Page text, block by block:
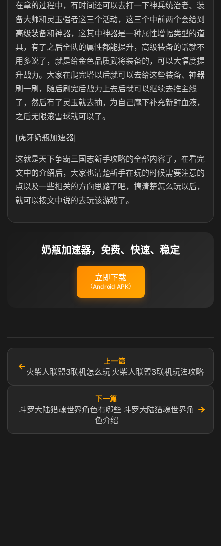
在拿的过程中，有时间还可以去打一下神兵统治者、装
备大师和灵玉强者这三个活动，这三个中前两个会给到
高级装备和神器，这其中神器是一种属性增幅类型的道
具，有了之后全队的属性都能提升，高级装备的话就不
用多说了，就是给金色品质武将装备的，可以大幅度提
升战力。大家在爬完塔以后就可以去给这些装备、神器
刷一刷，随后刷完后战力上去后就可以继续去推主线
了，然后有了灵玉就去抽，为自己麾下补充新鲜血液，
之后无限滚雪球就可以了。
[虎牙奶瓶加速器]
这就是天下争霸三国志新手攻略的全部内容了，在看完
文中的介绍后，大家也清楚新手在玩的时候需要注意的
点以及一些相关的方向思路了吧，搞清楚怎么玩以后，
就可以按文中说的去玩该游戏了。
奶瓶加速器，免费、快速、稳定
立即下载
（Android APK）
←
上一篇
火柴人联盟3联机怎么玩 火柴人联盟3联机玩法攻略
下一篇
斗罗大陆猎魂世界角色有哪些 斗罗大陆猎魂世界角
色介绍
→